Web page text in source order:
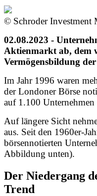
© Schroder Investment
02.08.2023 -
Aktienmarkt ab, dem
Vermögensbildung
Im Jahr 1996 waren
der Londoner Börse
auf 1.100 Unternehmen
Auf längere Sicht
aus. Seit den 1960er-
börsennotierten
Abbildung unten).
Der Niedergang
Trend